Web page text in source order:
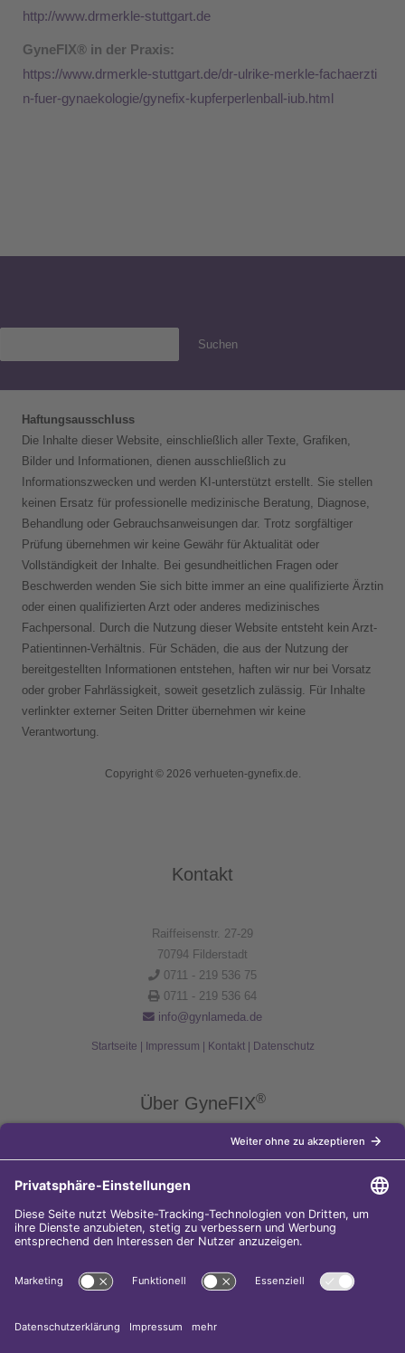
http://www.drmerkle-stuttgart.de
GyneFIX® in der Praxis:
https://www.drmerkle-stuttgart.de/dr-ulrike-merkle-fachaerzti
n-fuer-gynaekologie/gynefix-kupferperlenball-iub.html
Suchen
Haftungsausschluss
Die Inhalte dieser Website, einschließlich aller Texte, Grafiken,
Bilder und Informationen, dienen ausschließlich zu
Informationszwecken und werden KI-unterstützt erstellt. Sie stellen
keinen Ersatz für professionelle medizinische Beratung, Diagnose,
Behandlung oder Gebrauchsanweisungen dar. Trotz sorgfältiger
Prüfung übernehmen wir keine Gewähr für Aktualität oder
Vollständigkeit der Inhalte. Bei gesundheitlichen Fragen oder
Beschwerden wenden Sie sich bitte immer an eine qualifizierte Ärztin
oder einen qualifizierten Arzt oder anderes medizinisches
Fachpersonal. Durch die Nutzung dieser Website entsteht kein Arzt-
Patientinnen-Verhältnis. Für Schäden, die aus der Nutzung der
bereitgestellten Informationen entstehen, haften wir nur bei Vorsatz
oder grober Fahrlässigkeit, soweit gesetzlich zulässig. Für Inhalte
verlinkter externer Seiten Dritter übernehmen wir keine
Verantwortung.
Copyright © 2026 verhueten-gynefix.de.
Kontakt
Raiffeisenstr. 27-29
70794 Filderstadt
0711 - 219 536 75
0711 - 219 536 64
info@gynlameda.de
Startseite Impressum Kontakt| Datenschutz
Über GyneFIX®
Die Kupferkette GyneFIX®bietet als Weiterentwicklung der
Kupferspirale Frauen jeden Alters eine moderne Verhütungsmethode
Sie wird wie eine konventionelle Spirale in die Gebärmutterhöhle
eingeführt und sorgt für einen langfristigen und sicheren